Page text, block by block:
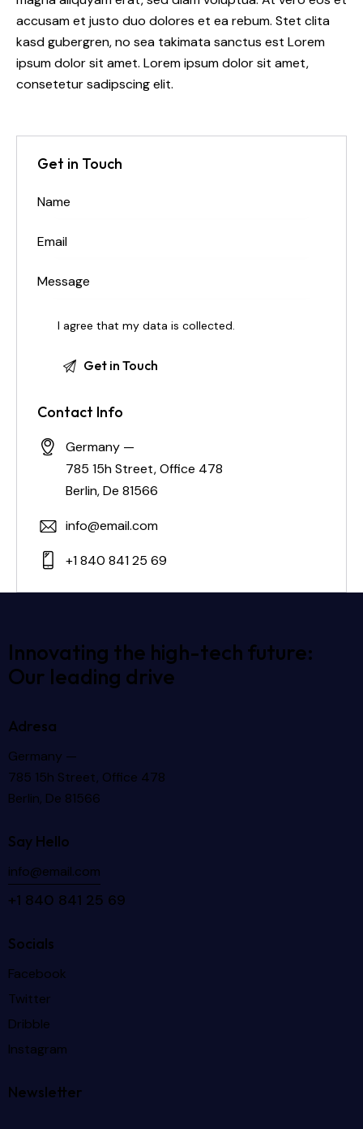
accusam et justo duo dolores et ea rebum. Stet clita
kasd gubergren, no sea takimata sanctus est Lorem
ipsum dolor sit amet. Lorem ipsum dolor sit amet,
consetetur sadipscing elit.
Get in Touch
I agree that my data iscollected.
Contact Info
Germany —
785 15h Street, Office 478
Berlin, De 81566
info@email.com
+1 840 841 25 69
Innovating the high-tech future:
Our leading drive
Adresa
Germany —
785 15h Street, Office 478
Berlin, De 81566
Say Hello
info@email.com
+1 840 841 25 69
Socials
Facebook
Twitter
Dribble
Instagram
Newsletter